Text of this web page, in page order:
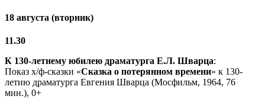
18 августа (вторник)
11.30
К 130-летнему юбилею драматурга Е.Л. Шварца:
Показ х/ф-сказки «Сказка о потерянном времени» к 130-
летию драматурга Евгения Шварца (Мосфильм, 1964, 76
мин.), 0+